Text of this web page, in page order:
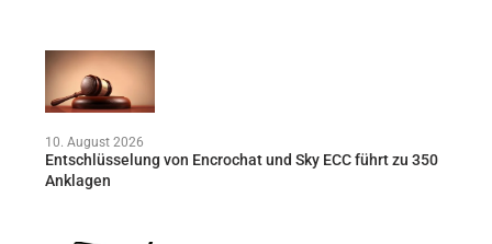
10. August 2026
Entschlüsselung von Encrochat und Sky ECC führt zu 350
Anklagen